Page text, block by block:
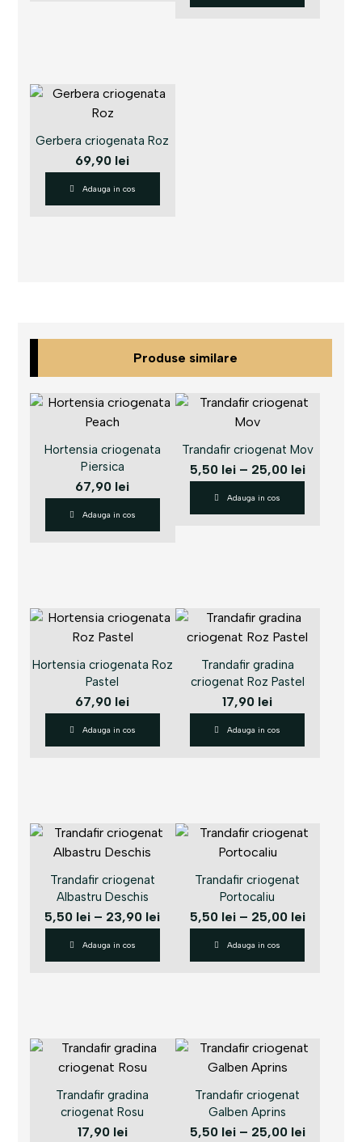
Gerbera criogenata Roz
69,90 lei
Adauga in cos
Produse similare
Hortensia criogenata
Piersica
67,90 lei
Adauga in cos
Trandafir criogenat Mov
5,50 lei – 25,00 lei
Adauga in cos
Hortensia criogenata Roz
Pastel
67,90 lei
Adauga in cos
Trandafir gradina
criogenat Roz Pastel
17,90 lei
Adauga in cos
Trandafir criogenat
Albastru Deschis
5,50 lei – 23,90 lei
Adauga in cos
Trandafir criogenat
Portocaliu
5,50 lei – 25,00 lei
Adauga in cos
Trandafir gradina
criogenat Rosu
17,90 lei
Trandafir criogenat
Galben Aprins
5,50 lei – 25,00 lei